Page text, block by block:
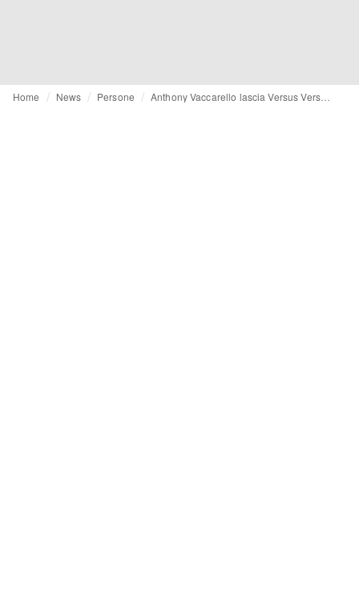
Home News Persone Anthony Vaccarello lascia Versus Versace